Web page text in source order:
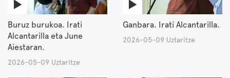
Buruz burukoa. Irati
Alcantarilla eta June
Aiestaran.
2026-05-09 Uztaritze
Ganbara. Irati Alcantarilla.
2026-05-09 Uztaritze